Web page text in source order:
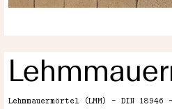
Lehmmauermörtel (LMM) – DIN